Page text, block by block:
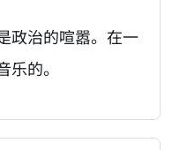
政治的喧嚣。在一
的。